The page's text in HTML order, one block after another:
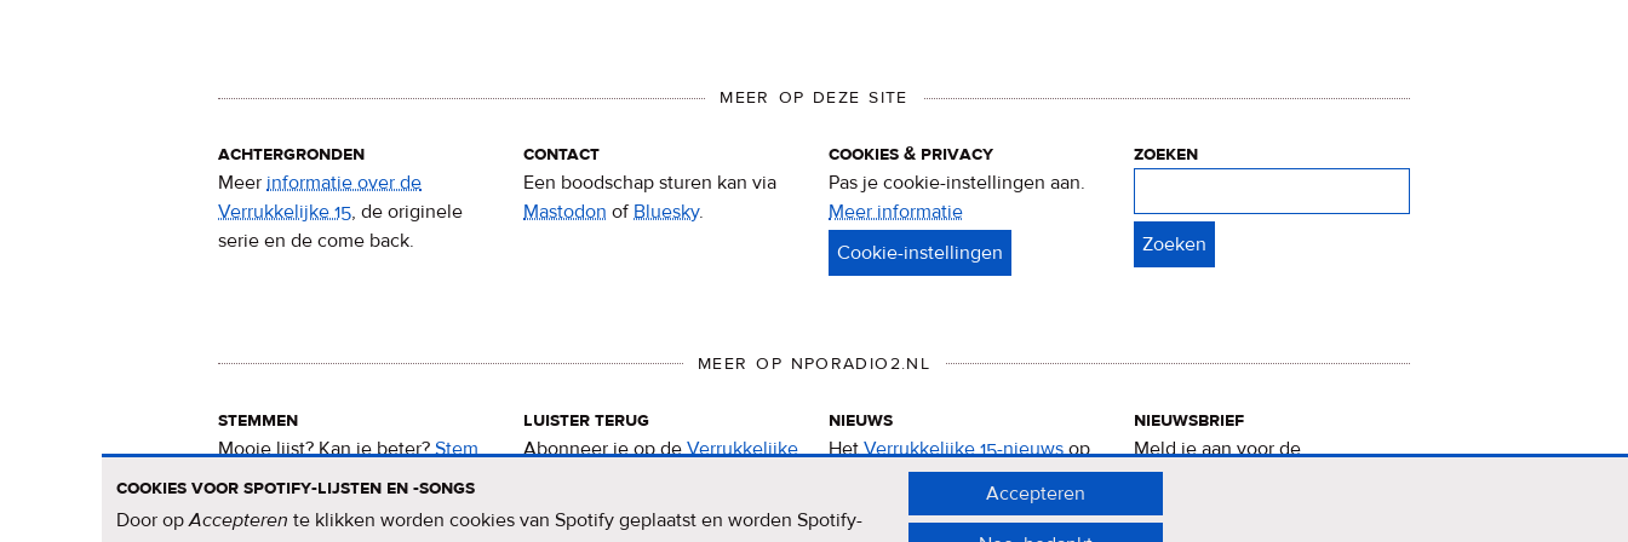
MEER OP DEZE SITE
achtergronden
Meer informatie over de
Verrukkelijke 15, de originele
serie en de come back.
contact
Een boodschap sturen kan via
Mastodon ofBluesky.
cookies & privacy
Pas je cookie-instellingen aan.
Meer informatie
&
zoeken
MEER OP NPORADIO2.NL
stemmen
Mooie lijst? Kan ie beter?Stem
nu voor de Verrukkelijke 15.
luister terug
Abonneer je op deVerrukkelijke
nieuws
HetVerrukkelijke 15-nieuwsop
de NPO Radio 2-website.
nieuwsbrief
Meld je aan voor de
Verrukkelijke 15-nieuwsbrief
cookies voor spotify-lijsten en -songs
Door opAccepteren te klikken worden cookies van Spotify geplaatst en worden Spotify-
Accepteren